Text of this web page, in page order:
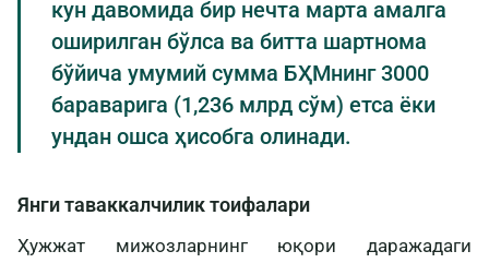
кун давомида бир нечта марта амалга
оширилган бўлса ва битта шартнома
бўйича умумий сумма БҲМнинг 3000
бараварига (1,236 млрд сўм) етса ёки
ундан ошса ҳисобга олинади.
Янги таваккалчилик тоифалари
Ҳужжат мижозларнинг юқори даражадаги